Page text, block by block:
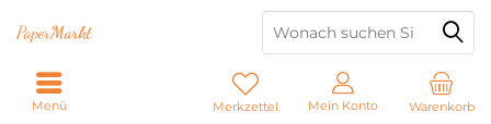
PaperMarkt
Warenkorb
Merkzettel Mein Konto
Menü